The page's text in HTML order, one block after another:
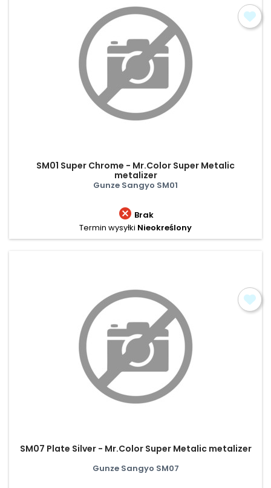
SM01 Super Chrome - Mr.Color Super Metalic
metalizer
Gunze Sangyo SM01
 Brak
Termin wysyłki Nieokreślony
SM07 Plate Silver - Mr.Color Super Metalic metalizer
Gunze Sangyo SM07